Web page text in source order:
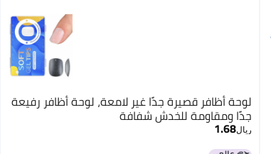
لوحة أظافر قصيرة جدًا غير لامعة، لوحة أظافر رفيعة
جدًا ومقاومة للخدش شفافة
ريال1.68